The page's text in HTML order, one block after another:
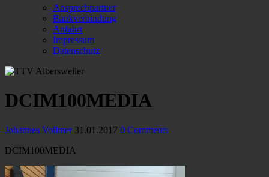
Ansprechpartner
Bankverbindung
Anfahrt
Impressum
Datenschutz
DCIM100MEDIA
Johannes Vollmer 31.01.2017 0 Comments
DCIM100MEDIA